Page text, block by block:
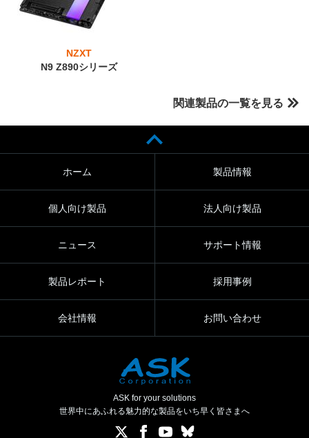
NZXT
N9 Z890シリーズ
関連製品の一覧を見る
ホーム 製品情報
個人向け製品 法人向け製品
ニュース サポート情報
製品レポート 採用事例
会社情報 お問い合わせ
ASK for your solutions
世界中にあふれる魅力的な製品をいち早く皆さまへ